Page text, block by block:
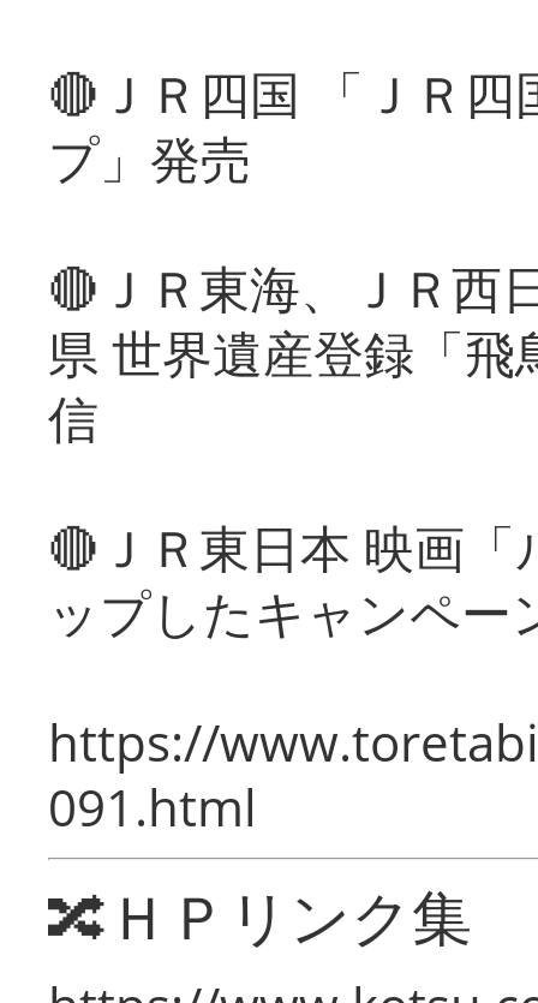
🔴ＪＲ四国 「ＪＲ
プ」発売
🔴ＪＲ東海、ＪＲ西
県 世界遺産登録「
信
🔴ＪＲ東日本 映画
ップしたキャンペー
https://
091.html
🔀ＨＰリンク集